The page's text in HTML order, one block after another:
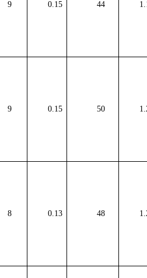
9 0.15 44
9 0.15 50
8 0.13 48